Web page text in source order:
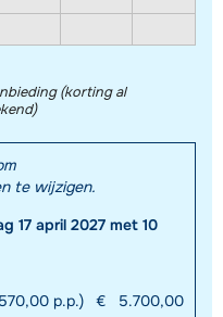
(korting al
te wijzigen.
17 april 2027 met 10
p.p.) €
5.700,00